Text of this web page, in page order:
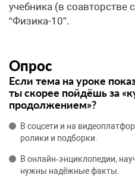
учебника (в соавторстве
“Физика-10”.
Опрос
Если тема на уроке
ты скорее пойдёшь за
продолжением»?
В соцсети и на
ролики и подборки.
В онлайн‑энциклопедии,
нужны надёжные факты.